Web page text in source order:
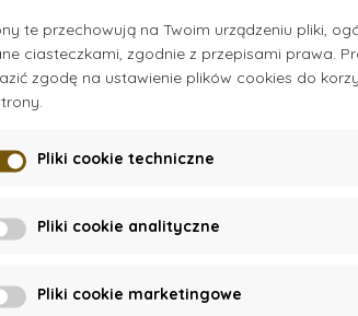
Více kategorií
te przechowują na Twoim urządzeniu pliki,
ciasteczkami, zgodnie z przepisami prawa.
zgodę na ustawienie plików cookies do
Pliki cookie techniczne
Pliki cookie analityczne
Pliki cookie marketingowe